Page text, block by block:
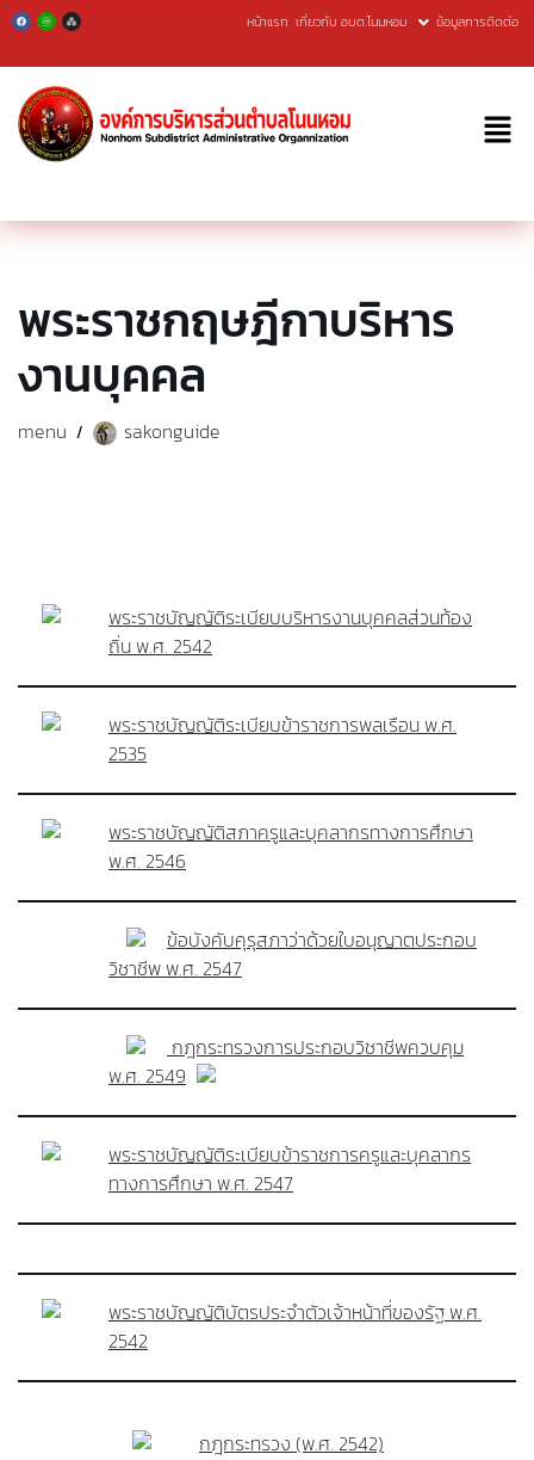
Skip
to
content
หน้าแรก เกี่ยวกับ อบต.โนนหอม ข้อมูลการติดต่อ
พระราชกฤษฎีกาบริหาร
งานบุคคล
menu sakonguide
พระราชบัญญัติระเบียบบริหารงานบุคคลส่วนท้อง
ถิ่น พ.ศ. 2542
พระราชบัญญัติระเบียบข้าราชการพลเรือน พ.ศ.
2535
พระราชบัญญัติสภาครูและบุคลากรทางการศึกษา
พ.ศ. 2546
ข้อบังคับคุรุสภาว่าด้วยใบอนุญาตประกอบ
วิชาชีพ พ.ศ. 2547
กฎกระทรวงการประกอบวิชาชีพควบคุม
พ.ศ. 2549
พระราชบัญญัติระเบียบข้าราชการครูและบุคลากร
ทางการศึกษา พ.ศ. 2547
พระราชบัญญัติบัตรประจำตัวเจ้าหน้าที่ของรัฐ พ.ศ.
2542
กฎกระทรวง (พ.ศ. 2542)